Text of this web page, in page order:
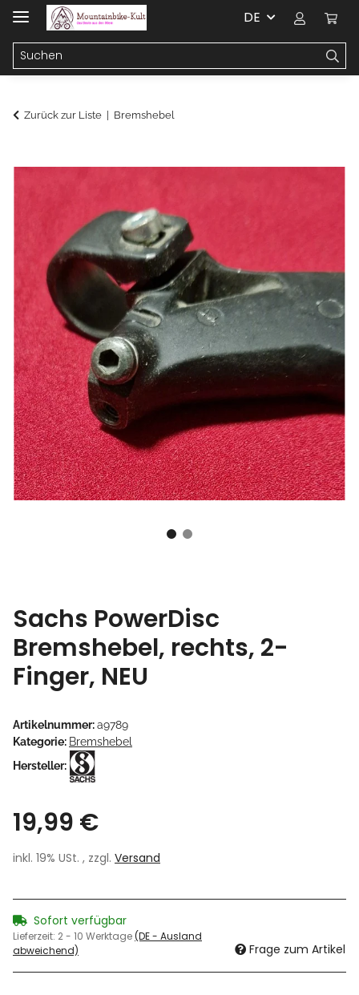
DE
Zurück zur Liste Bremshebel
Sachs PowerDisc
Bremshebel, rechts, 2-
Finger, NEU
Artikelnummer:a9789
Kategorie: Bremshebel
Hersteller:
19,99 €
inkl. 19% USt. , zzgl. Versand
Sofort verfügbar
Lieferzeit: 2 - 10 Werktage(DE - Ausland
abweichend)
Frage zum Artikel